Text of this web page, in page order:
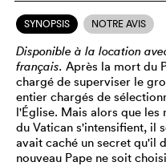
SYNOPSIS NOTRE AVIS
Disponible à la location
français. Après la mort du
chargé de superviser le
entier chargés de
l'Église. Mais alors que les
du Vatican s'intensifient, il
avait caché un secret qu'il
nouveau Pape ne soit